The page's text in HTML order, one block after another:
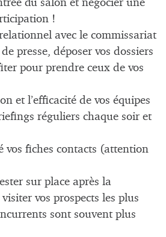
du salon et négocier une
!
avec le commissariat
presse, déposer vos dossiers
pour prendre ceux de vos
et l’efficacité de vos équipes
réguliers chaque soir et
vos fiches contacts (attention
sur place après la
vos prospects les plus
sont souvent plus